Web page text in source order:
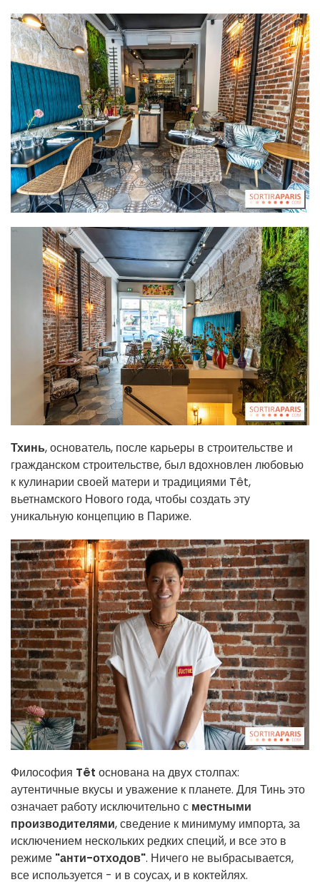
Тхинь, основатель, после карьеры в строительстве и
гражданском строительстве, был вдохновлен любовью
к кулинарии своей матери и традициями Têt,
вьетнамского Нового года, чтобы создать эту
уникальную концепцию в Париже.
Философия Têt основана на двух столпах:
аутентичные вкусы и уважение к планете. Для Тинь это
означает работу исключительно с местными
производителями, сведение к минимуму импорта, за
исключением нескольких редких специй, и все это в
режиме "анти-отходов". Ничего не выбрасывается,
все используется - и в соусах, и в коктейлях.